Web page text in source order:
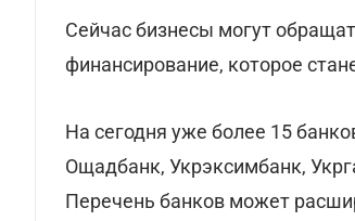
Сейчас бизнесы могут
финансирование, которое
На сегодня уже более 15
Ощадбанк, Укрэксимбанк,
Перечень банков может